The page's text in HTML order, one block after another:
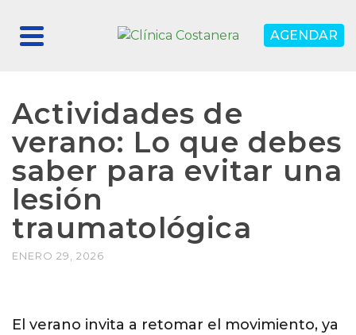
AGENDAR
Actividades de
verano: Lo que debes
saber para evitar una
lesión
traumatológica
ENERO 29, 2026
El verano invita a retomar el movimiento, ya